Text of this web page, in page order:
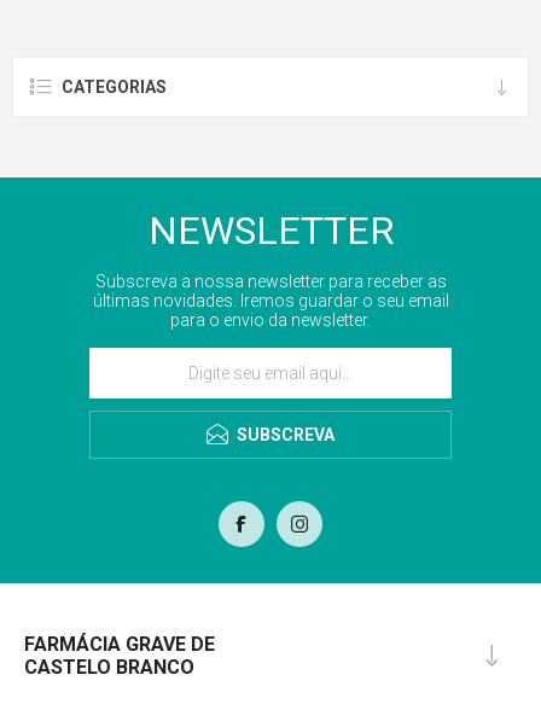
CATEGORIAS
NEWSLETTER
Subscreva a nossa newsletter para receber as
últimas novidades. Iremos guardar o seu email
para o envio da newsletter.
SUBSCREVA
FARMÁCIA GRAVE DE
CASTELO BRANCO